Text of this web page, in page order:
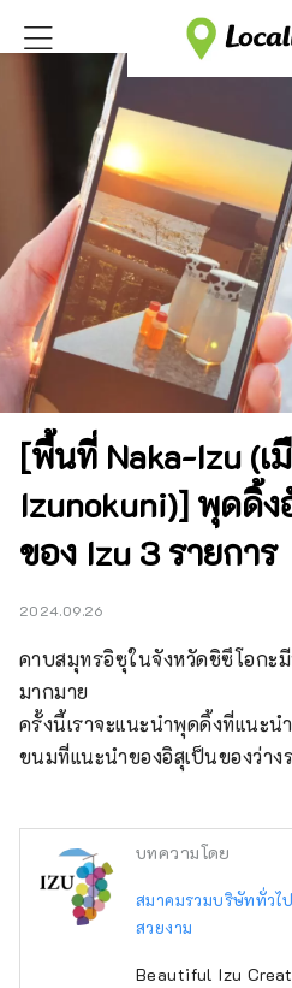
[พื้นที่ Naka-Izu (เ
Izunokuni)] พุดดิ้
ของ Izu 3 รายการ
2024.09.26
คาบสมุทรอิซุในจังหวัดชิซึโอกะ
มากมาย
ครั้งนี้เราจะแนะนำพุดดิ้งที่แนะ
ขนมที่แนะนำของอิสุเป็นของว่าง
บทความโดย
สมาคมรวมบริษัททั่วไ
สวยงาม
Beautiful Izu